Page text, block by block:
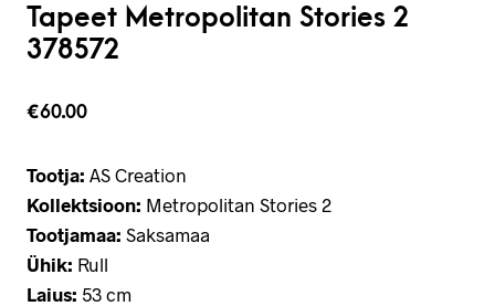
Tapeet Metropolitan Stories 2
378572
€60.00
Tootja: AS Creation
Kollektsioon: Metropolitan Stories 2
Tootjamaa: Saksamaa
Ühik: Rull
Laius: 53 cm